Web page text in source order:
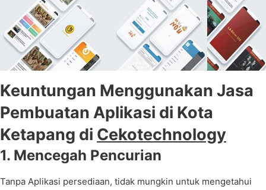
Keuntungan Menggunakan Jasa
Pembuatan Aplikasi di Kota
Ketapang di Cekotechnology
1. Mencegah Pencurian
Tanpa Aplikasi persediaan, tidak mungkin untuk mengetahui